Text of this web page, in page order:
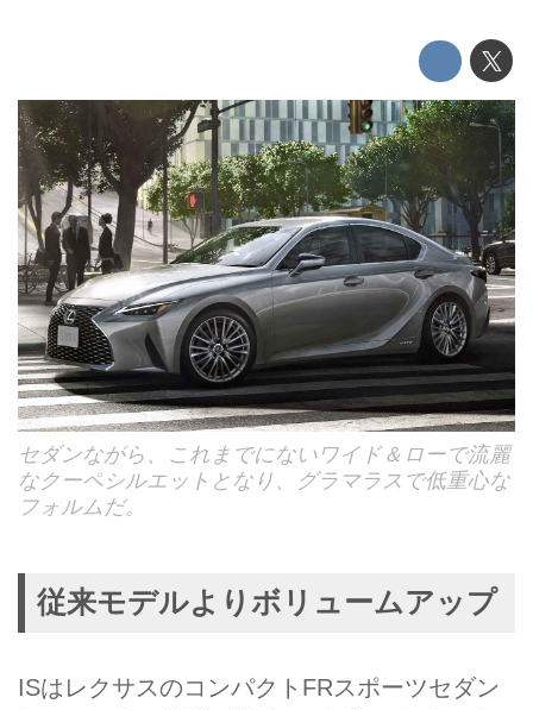
セダンながら、これまでにないワイド＆ローで流麗
なクーペシルエットとなり、グラマラスで低重心な
フォルムだ。
従来モデルよりボリュームアップ
ISはレクサスのコンパクトFRスポーツセダン